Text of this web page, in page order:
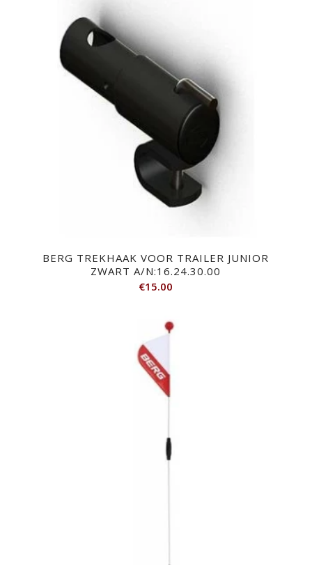
BERG TREKHAAK VOOR TRAILER JUNIOR
ZWART A/N:16.24.30.00
€15.00